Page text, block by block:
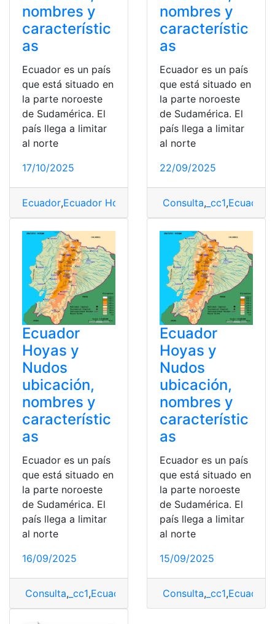
nombres y
característic
as
Ecuador es un país
que está situado en
la parte noroeste
de Sudamérica. El
país llega a limitar
al norte
17/10/2025
Ecuador,Ecuador Hoyas y Nudos ubicación,Hoyas
nombres y
característic
as
Ecuador es un país
que está situado en
la parte noroeste
de Sudamérica. El
país llega a limitar
al norte
22/09/2025
Consulta, _cc1,Ecuador
Ecuador
Hoyas y
Nudos
ubicación,
nombres y
característic
as
Ecuador es un país
que está situado en
la parte noroeste
de Sudamérica. El
país llega a limitar
al norte
16/09/2025
Consulta, _cc1,Ecuador Hoyas y Nudos ubicación,
Ecuador
Hoyas y
Nudos
ubicación,
nombres y
característic
as
Ecuador es un país
que está situado en
la parte noroeste
de Sudamérica. El
país llega a limitar
al norte
15/09/2025
Consulta, _cc1,Ecuador